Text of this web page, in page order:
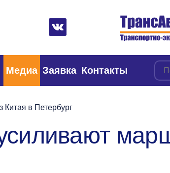
Медиа Заявка Контакты
в Петербург